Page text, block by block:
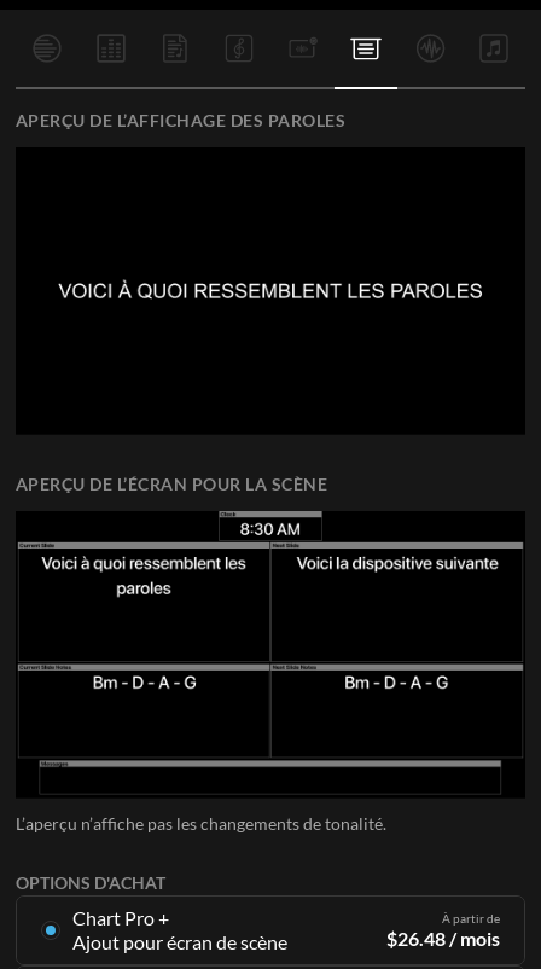
OPTIONS D'ACHAT
Chart Pro +
Ajout pour écran de scène
À partir de
$26.48/ mois
APERÇU DE L’AFFICHAGE DES PAROLES
APERÇU DE L’ÉCRAN POUR LA SCÈNE
L’aperçu n’affiche pas les changements de tonalité.